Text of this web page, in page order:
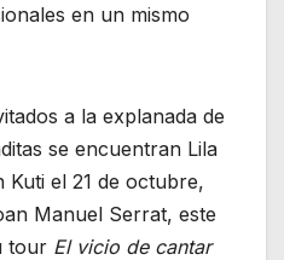
en un mismo
a la explanada de
se encuentran Lila
Kuti el 21 de octubre,
Manuel Serrat, este
tour El vicio de cantar